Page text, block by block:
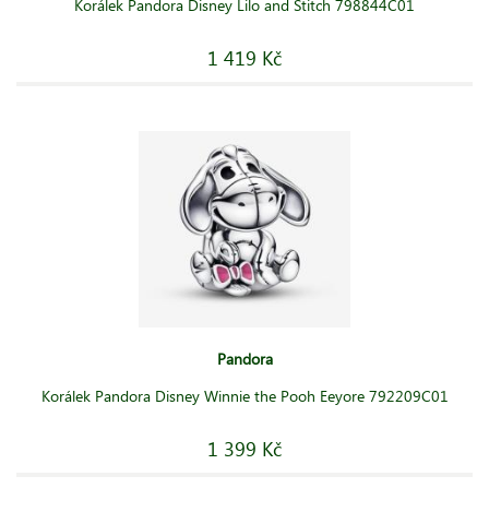
Korálek Pandora Disney Lilo and Stitch 798844C01
1 419 Kč
Pandora
Korálek Pandora Disney Winnie the Pooh Eeyore 792209C01
1 399 Kč